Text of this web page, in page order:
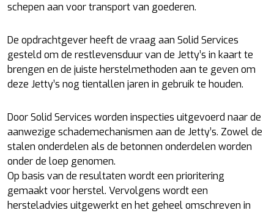
schepen aan voor transport van goederen.
De opdrachtgever heeft de vraag aan Solid Services
gesteld om de restlevensduur van de Jetty’s in kaart te
brengen en de juiste herstelmethoden aan te geven om
deze Jetty’s nog tientallen jaren in gebruik te houden.
Door Solid Services worden inspecties uitgevoerd naar de
aanwezige schademechanismen aan de Jetty’s. Zowel de
stalen onderdelen als de betonnen onderdelen worden
onder de loep genomen.
Op basis van de resultaten wordt een prioritering
gemaakt voor herstel. Vervolgens wordt een
hersteladvies uitgewerkt en het geheel omschreven in